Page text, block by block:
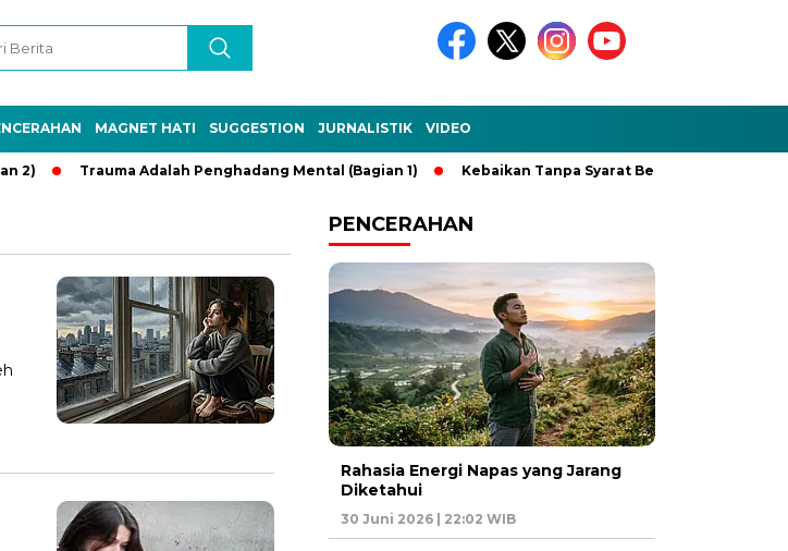
MAGNET HATI SUGGESTION JURNALISTIK VIDEO
Trauma Adalah Penghadang Mental (Bagian 1) Kebaikan Tanpa Syarat Beri Hikmah di Balik
PENCERAHAN
Rahasia Energi Napas yang Jarang
Diketahui
30 Juni 2026 | 22:02 WIB